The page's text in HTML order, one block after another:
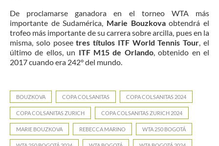
De proclamarse ganadora en el torneo WTA más
importante de Sudamérica, Marie Bouzkovaobtendrá el
trofeo más importante de su carrera sobre arcilla, pues en la
misma, solo poseetres títulos ITF World Tennis Tour , el
último de ellos, un ITF M15 de Orlando, obtenido en el
2017 cuando era 242° del mundo.
BOUZKOVA COPA COLSANITAS COPA COLSANITAS 2024
COPA COLSANITAS ZURICH COPA COLSANITAS ZURICH 2024
MARIE BOUZKOVA REBECCA MARINO WTA 250 BOGOTÁ